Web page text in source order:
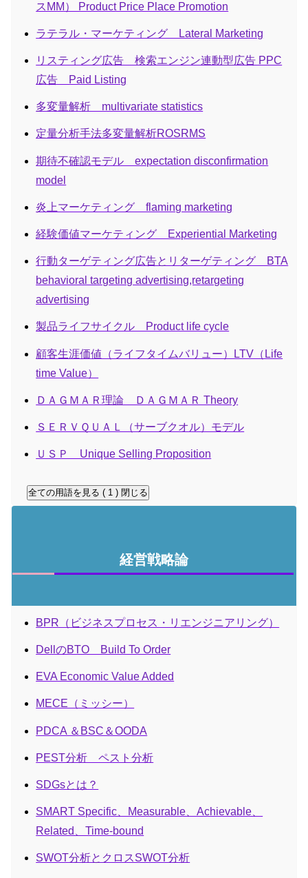
スMM） Product Price Place Promotion
ラテラル・マーケティング Lateral Marketing
リスティング広告 検索エンジン連動型広告 PPC
広告 Paid Listing
多変量解析 multivariate statistics
定量分析手法多変量解析ROSRMS
期待不確認モデル expectation disconfirmation
model
炎上マーケティング flaming marketing
経験価値マーケティング Experiential Marketing
行動ターゲティング広告とリターゲティング BTA
behavioral targeting advertising,retargeting
advertising
製品ライフサイクル Product life cycle
顧客生涯価値（ライフタイムバリュー）LTV（Life
time Value）
ＤＡＧＭＡＲ理論 ＤＡＧＭＡＲ Theory
ＳＥＲＶＱＵＡＬ（サーブクオル）モデル
ＵＳＰ Unique Selling Proposition
全ての用語を見る ( 1 ) 閉じる
経営戦略論
BPR（ビジネスプロセス・リエンジニアリング）
DellのBTO Build To Order
EVA Economic Value Added
MECE（ミッシー）
PDCA ＆BSC＆OODA
PEST分析 ペスト分析
SDGsとは？
SMART Specific、Measurable、Achievable、
Related、Time-bound
SWOT分析とクロスSWOT分析